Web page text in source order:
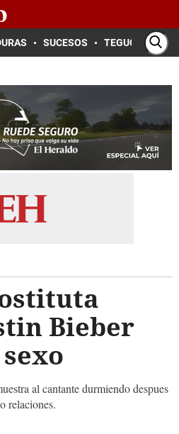
SUCESOS TEGUCIGALPA
Bieber
al cantante durmiendo despues
relaciones.